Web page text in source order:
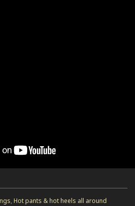
, Hot pants & hot heels all around